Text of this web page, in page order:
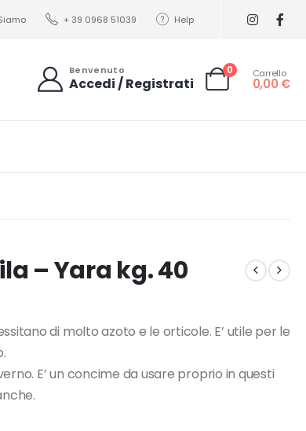
+ 39 0968 51039 Help
Benvenuto
Accedi / Registrati
0 Carrello
0,00 €
– Yara kg. 40
di molto azoto e le orticole. E’ utile per le
E’ un concime da usare proprio in questi